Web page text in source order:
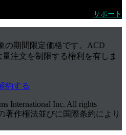
サポート
の期間限定価格です。ACD
量注文を制限する権利を有しま
約する
International Inc. All rights
著作権法並びに国際条約により